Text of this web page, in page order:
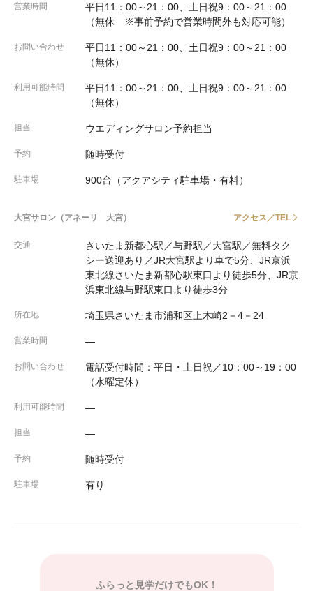
営業時間
平日11：00～21：00、土日祝9：00～21：00
（無休 ※事前予約で営業時間外も対応可能）
お問い合わせ
平日11：00～21：00、土日祝9：00～21：00
（無休）
利用可能時間
平日11：00～21：00、土日祝9：00～21：00
（無休）
担当 ウエディングサロン予約担当
予約 随時受付
駐車場 900台（アクアシティ駐車場・有料）
大宮サロン（アネーリ 大宮） アクセス／TEL
交通
さいたま新都心駅／与野駅／大宮駅／無料タク
シー送迎あり／JR大宮駅より車で5分、JR京浜
東北線さいたま新都心駅東口より徒歩5分、JR京
浜東北線与野駅東口より徒歩3分
所在地 埼玉県さいたま市浦和区上木崎2－4－24
営業時間 ―
お問い合わせ
電話受付時間：平日・土日祝／10：00～19：00
（水曜定休）
利用可能時間 ―
担当 ―
予約 随時受付
駐車場 有り
ふらっと見学だけでもOK！